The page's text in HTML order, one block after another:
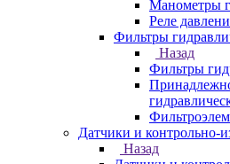
Манометры
Реле
Фильтры
Назад
Фильтры
Датчики и контрольно-
Назад